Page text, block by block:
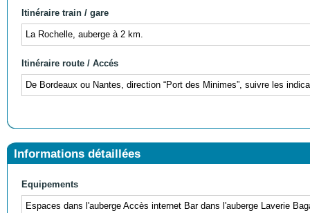
Itinéraire train / gare
La Rochelle, auberge à 2 km.
Itinéraire route / Accés
De Bordeaux ou Nantes, direction “Port des Minimes”, suivre les
Informations détaillées
Equipements
Espaces dans l'auberge Accès internet Bar dans l'auberge Laverie